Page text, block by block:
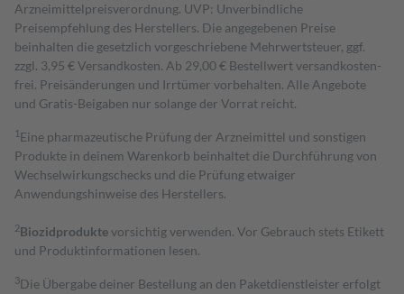
Arzneimittelpreisverordnung. UVP: Unverbindliche
Preisempfehlung des Herstellers. Die angegebenen Preise
beinhalten die gesetzlich vorgeschriebene Mehrwertsteuer, ggf.
zzgl. 3,95 € Versandkosten. Ab 29,00 € Bestell­wert versand­kosten­
frei. Preisänderungen und Irrtümer vorbehalten. Alle Angebote
und Gratis-Beigaben nur solange der Vorrat reicht.
1 Eine pharmazeutische Prüfung der Arzneimittel und sonstigen
Produkte in deinem Warenkorb beinhaltet die Durchführung von
Wechselwirkungschecks und die Prüfung etwaiger
Anwendungshinweise des Herstellers.
2Biozidproduktevorsichtig verwenden. Vor Gebrauch stets Etikett
und Produktinformationen lesen.
3Die Übergabe deiner Bestellung an den Paketdienstleister erfolgt